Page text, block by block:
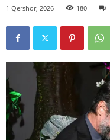
1 Qershor, 2026 180